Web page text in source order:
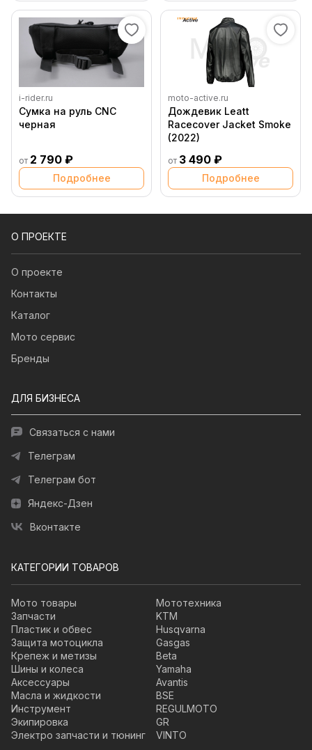
i-rider.ru
Сумка на руль CNC
черная
от 2 790 ₽
Подробнее
moto-active.ru
Дождевик Leatt
Racecover Jacket Smoke
(2022)
от 3 490 ₽
Подробнее
О ПРОЕКТЕ
О проекте
Контакты
Каталог
Мото сервис
Бренды
ДЛЯ БИЗНЕСА
Связаться с нами
Телеграм
Телеграм бот
Яндекс-Дзен
Вконтакте
КАТЕГОРИИ ТОВАРОВ
Мото товары
Запчасти
Пластик и обвес
Защита мотоцикла
Крепеж и метизы
Шины и колеса
Аксессуары
Масла и жидкости
Инструмент
Экипировка
Электро запчасти и тюнинг
Мототехника
KTM
Husqvarna
Gasgas
Beta
Yamaha
Avantis
BSE
REGULMOTO
GR
VINTO